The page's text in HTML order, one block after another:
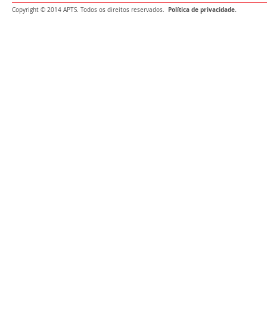
Copyright © 2014 APTS. Todos os direitos reservados. Política de privacidade.